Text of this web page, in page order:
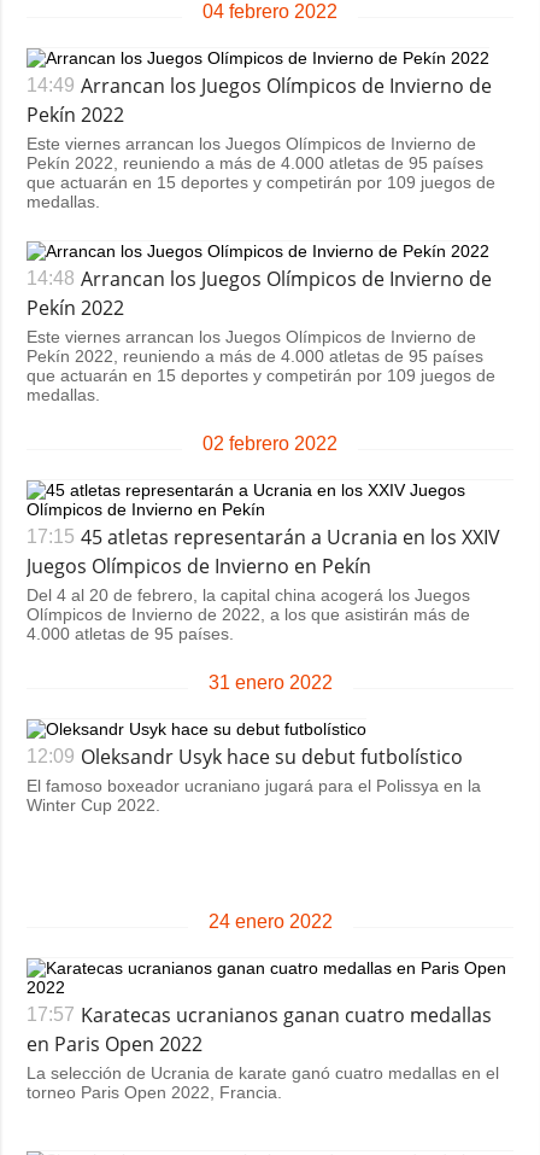
04 febrero 2022
14:49 Arrancan los Juegos Olímpicos de Invierno de
Pekín 2022
Este viernes arrancan los Juegos Olímpicos de Invierno de
Pekín 2022, reuniendo a más de 4.000 atletas de 95 países
que actuarán en 15 deportes y competirán por 109 juegos de
medallas.
14:48 Arrancan los Juegos Olímpicos de Invierno de
Pekín 2022
Este viernes arrancan los Juegos Olímpicos de Invierno de
Pekín 2022, reuniendo a más de 4.000 atletas de 95 países
que actuarán en 15 deportes y competirán por 109 juegos de
medallas.
02 febrero 2022
17:15 45 atletas representarán a Ucrania en los XXIV
Juegos Olímpicos de Invierno en Pekín
Del 4 al 20 de febrero, la capital china acogerá los Juegos
Olímpicos de Invierno de 2022, a los que asistirán más de
4.000 atletas de 95 países.
31 enero 2022
12:09 Oleksandr Usyk hace su debut futbolístico
El famoso boxeador ucraniano jugará para el Polissya en la
Winter Cup 2022.
24 enero 2022
17:57 Karatecas ucranianos ganan cuatro medallas
en Paris Open 2022
La selección de Ucrania de karate ganó cuatro medallas en el
torneo Paris Open 2022, Francia.